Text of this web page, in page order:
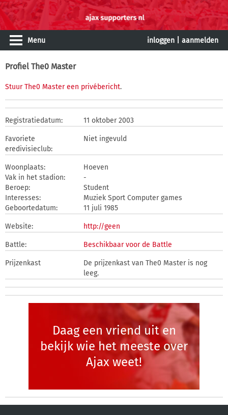
Menu inloggen aanmelden
Profiel The0 Master
Stuur The0 Master een privébericht.
Registratiedatum: 11 oktober 2003
Favoriete
eredivisieclub:
Niet ingevuld
Woonplaats:
Hoeven
Vak in het stadion:
-
Beroep:
Student
Interesses:
Muziek Sport Computer games
Geboortedatum:
11 juli 1985
Website: http://geen
Battle: Beschikbaar voor de Battle
Prijzenkast
De prijzenkast van The0 Master is nog
leeg.
Daag een vriend uit en
bekijk wie het meeste over
Ajax weet!